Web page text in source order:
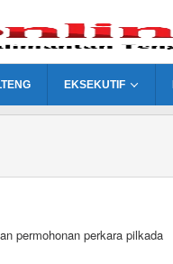
EKSEKUTIF
permohonan perkara pilkada